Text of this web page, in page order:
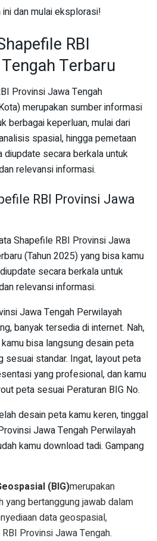
dan mulai eksplorasi!
RBI
Terbaru
Provinsi Jawa Tengah
merupakan sumber informasi
berbagai keperluan, mulai dari
spasial, hingga pemetaan
diupdate secara berkala untuk
relevansi informasi.
RBI Provinsi Jawa
Shapefile RBI Provinsi Jawa
(Tahun 2025) yang bisa kamu
secara berkala untuk
relevansi informasi.
Jawa Tengah Perwilayah
banyak tersedia di internet. Nah,
bisa langsung desain peta
sesuai standar. Ingat, layout peta
yang profesional, dan kamu
peta sesuai Peraturan BIG No.
desain peta kamu keren, tinggal
Jawa Tengah Perwilayah
kamu download tadi. Gampang
(BIG)merupakan
yang bertanggung jawab dalam
data geospasial,
Provinsi Jawa Tengah.